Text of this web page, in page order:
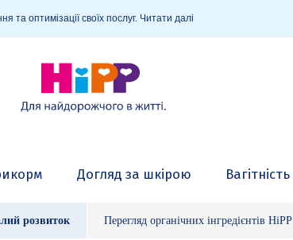
оптимізації своїх послуг. Читати далі
Догляд за шкірою Вагітність
розвиток Перегляд органічних інгредієнтів HiPP